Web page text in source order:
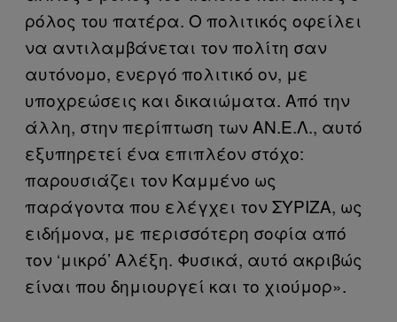
ρόλος του πατέρα. Ο πολιτικός οφείλει
να αντιλαμβάνεται τον πολίτη σαν
αυτόνομο, ενεργό πολιτικό ον, με
υποχρεώσεις και δικαιώματα. Από την
άλλη, στην περίπτωση των ΑΝ.Ε.Λ., αυτό
εξυπηρετεί ένα επιπλέον στόχο:
παρουσιάζει τον Καμμένο ως
παράγοντα που ελέγχει τον ΣΥΡΙΖΑ, ως
ειδήμονα, με περισσότερη σοφία από
τον ‘μικρό’ Αλέξη. Φυσικά, αυτό ακριβώς
είναι που δημιουργεί και το χιούμορ».